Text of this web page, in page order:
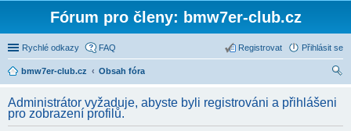
Fórum pro členy: bmw7er-club.cz
Rychlé odkazy FAQ Přihlásit se
Registrovat
bmw7er-club.cz
Obsah fóra
Administrátor vyžaduje, abyste byli registrováni a přihlášeni
pro zobrazení profilů.